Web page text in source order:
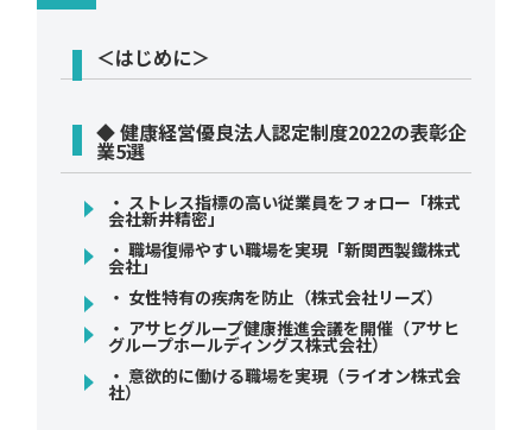
＜はじめに＞
◆ 健康経営優良法人認定制度2022の表彰企
業5選
・ ストレス指標の高い従業員をフォロー「株式
会社新井精密」
・ 職場復帰やすい職場を実現「新関西製鐵株式
会社」
・ 女性特有の疾病を防止（株式会社リーズ）
・ アサヒグループ健康推進会議を開催（アサヒ
グループホールディングス株式会社）
・ 意欲的に働ける職場を実現（ライオン株式会
社）